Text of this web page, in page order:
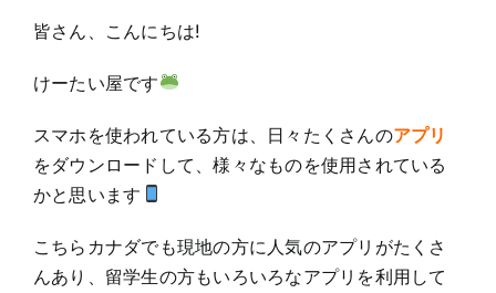
皆さん、こんにちは!
けーたい屋です
スマホを使われている方は、日々たくさんのアプリ
をダウンロードして、様々なものを使用されている
かと思います
こちらカナダでも現地の方に人気のアプリがたくさ
んあり、留学生の方もいろいろなアプリを利用して